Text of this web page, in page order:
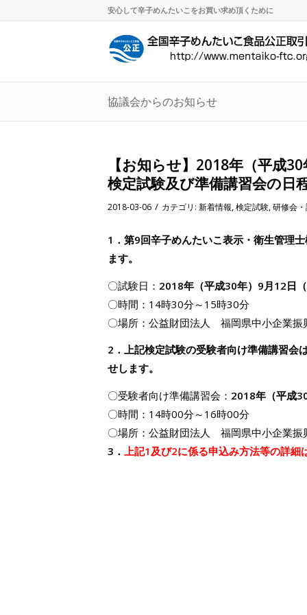
安心して辛子めんたいこをお買い求め頂くために
協議会からのお知らせ
【お知らせ】2018年（平成
検定試験及び準備講習会の日
2018-03-06 / カテゴリ: 新着情報,検定試験,研修会
1．第9回辛子めんたいこ表示・衛生管理
ます。
〇試験日： 2018年（平成30年）9月12日（
〇時間：14時30分～15時30分
〇場所：公益財団法人 福岡県中小企業振
2．上記検定試験の受験者向け準備講習会
せします。
〇受験者向け準備講習会： 2018年（平成
〇時間：14時00分～16時00分
〇場所：公益財団法人 福岡県中小企業振
3． 上記1及び2に係る申込み方法等の詳細